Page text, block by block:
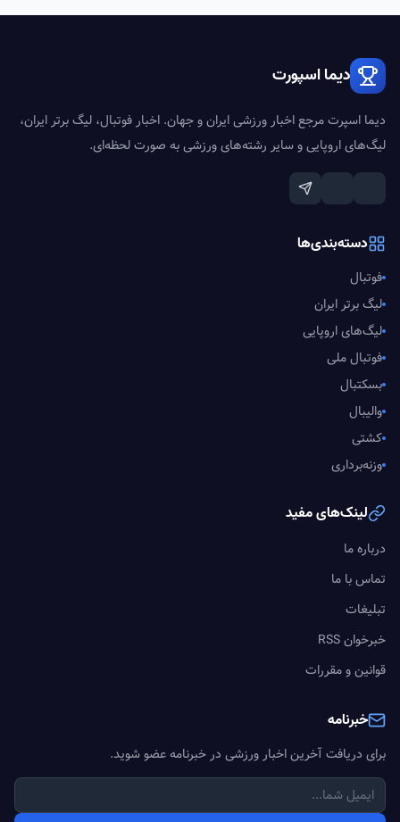
دیما اسپورت
دیما اسپرت مرجع اخبار ورزشی ایران و جهان. اخبار فوتبال، لیگ برتر ایران،
لیگ‌های اروپایی و سایر رشته‌های ورزشی به صورت لحظه‌ای.
دسته‌بندی‌ها
فوتبال
لیگ برتر ایران
لیگ‌های اروپایی
فوتبال ملی
بسکتبال
والیبال
کشتی
وزنه‌برداری
لینک‌های مفید
درباره ما
تماس با ما
تبلیغات
خبرخوان RSS
قوانین و مقررات
خبرنامه
برای دریافت آخرین اخبار ورزشی در خبرنامه عضو شوید.